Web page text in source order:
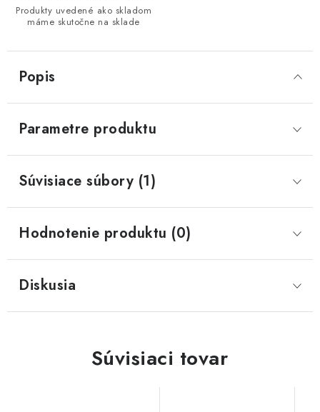
Produkty uvedené ako skladom
máme skutočne na sklade
Popis
Parametre produktu
Súvisiace súbory (1)
Hodnotenie produktu (0)
Diskusia
Súvisiaci tovar